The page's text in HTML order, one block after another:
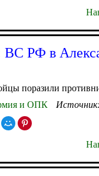
РФ в
поразили
и ОПК Источник: